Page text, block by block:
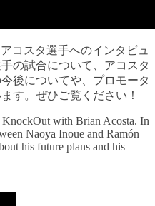
コスタ選手へのインタビュ
の試合について、アコスタ
後についてや、プロモータ
す。ぜひご覧ください！
KnockOut with Brian Acosta. In
Naoya Inoue and Ramón
his future plans and his